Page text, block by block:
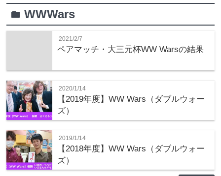
folderWWWars
2021/2/7
ペアマッチ・大三元杯WW Warsの結果
2020/1/14
【2019年度】WW Wars（ダブルウォー
ズ）
2019/1/14
【2018年度】WW Wars（ダブルウォー
ズ）